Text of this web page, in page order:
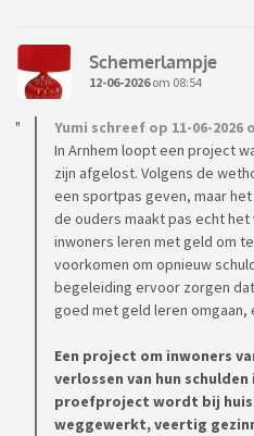
Schemerlampje
12-06-2026om 08:54
Yumi schreef op 11-06-2026
In Arnhem loopt een project
zijn afgelost. Volgens de
een sportpas geven, maar
de ouders maakt pas echt
inwoners leren met geld om
voorkomen om opnieuw
begeleiding ervoor zorgen
goed met geld leren omgaan,
Een project om inwoners
verlossen van hun
proefproject wordt bij
weggewerkt, veertig